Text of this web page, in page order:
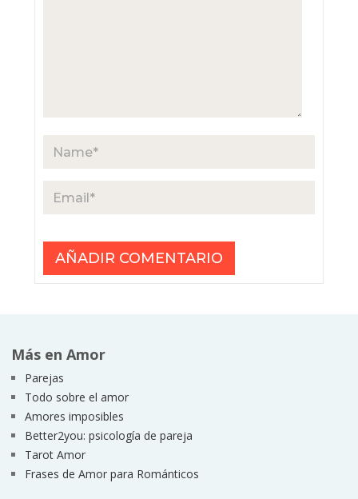
Más en Amor
Parejas
Todo sobre el amor
Amores imposibles
Better2you: psicología de pareja
Tarot Amor
Frases de Amor para Románticos